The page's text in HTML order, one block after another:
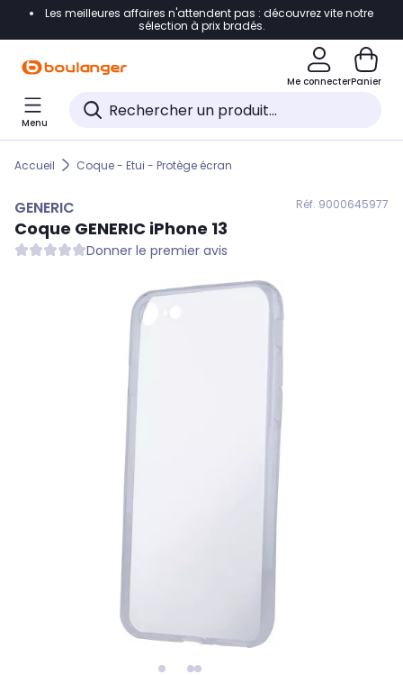
Accéder directement à la navigation
Accéder directement au pied de page
Accéder directement au chatbot
Les meilleures affaires n'attendent pas : découvrez vite notre
sélection à prix bradés.
Me connecterPanier
Menu
Accueil Coque - Etui - Protège écran
GENERIC Réf. 9000645977
Coque GENERIC iPhone 13
Donner le premier avis